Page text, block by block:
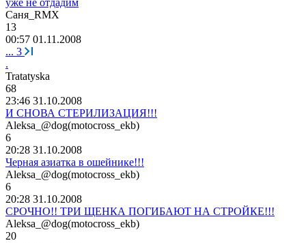
Саня _RMX
13
00:57 01.11.2008
... 3
.
Tratatyska
68
23:46 31.10.2008
И СНОВА СТЕРИЛИЗАЦИЯ!!!
Aleksa_@dog(motocross_ekb)
6
20:28 31.10.2008
Черная азиатка в ошейнике!!!
Aleksa_@dog(motocross_ekb)
6
20:28 31.10.2008
СРОЧНО!! ТРИ ЩЕНКА ПОГИБАЮТ НА СТРОЙКЕ!!!
Aleksa_@dog(motocross_ekb)
20